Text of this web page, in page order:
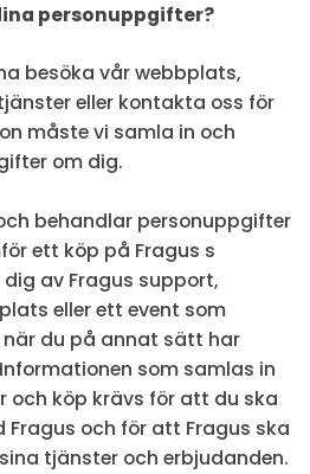
personuppgifter?
besöka vår webbplats,
eller kontakta oss för
måste vi samla in och
om dig.
behandlar personuppgifter
ett köp på Fragus s
av Fragus support,
eller ett event som
när du på annat sätt har
som samlas in
och köp krävs för att du ska
och för att Fragus ska
tjänster och erbjudanden.